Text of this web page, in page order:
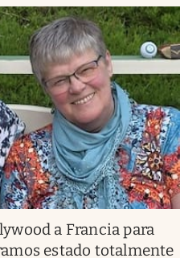
a Francia para
estado totalmente